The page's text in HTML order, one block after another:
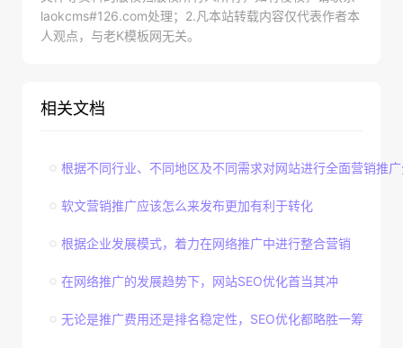
laokcms#126.com处理；2.凡本站转载内容仅代表作者本
人观点，与老K模板网无关。
相关文档
根据不同行业、不同地区及不同需求对网站进行全面营销推
软文营销推广应该怎么来发布更加有利于转化
根据企业发展模式，着力在网络推广中进行整合营销
在网络推广的发展趋势下，网站SEO优化首当其冲
无论是推广费用还是排名稳定性，SEO优化都略胜一筹